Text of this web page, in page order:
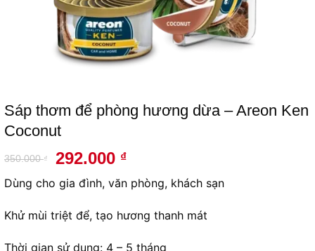
Sáp thơm để phòng hương dừa – Areon Ken
Coconut
350.000₫
Giá
gốc
là:
350.000 ₫.
292.000 ₫
hiện
tại
là:
292.000 ₫.
Dùng cho gia đình, văn phòng, khách sạn
Khử mùi triệt để, tạo hương thanh mát
Thời gian sử dụng: 4 – 5 tháng